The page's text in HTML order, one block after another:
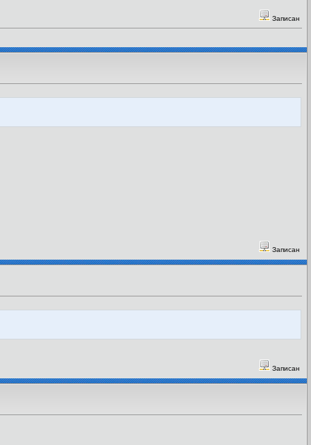
Записан
Записан
Записан